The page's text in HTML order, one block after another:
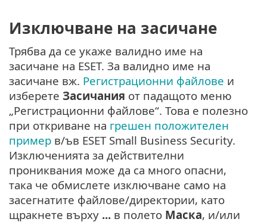
Изключване на засичане
Трябва да се укаже валидно име на
засичане на ESET. За валидно име на
засичане вж. Регистрационни файлове и
изберете Засичания от падащото меню
„Регистрационни файлове“. Това е полезно
при откриване на грешен положителен
пример в/ъв ESET Small Business Security.
Изключенията за действителни
прониквания може да са много опасни,
така че обмислете изключване само на
засегнатите файлове/директории, като
щракнете върху ... в полето Маска, и/или